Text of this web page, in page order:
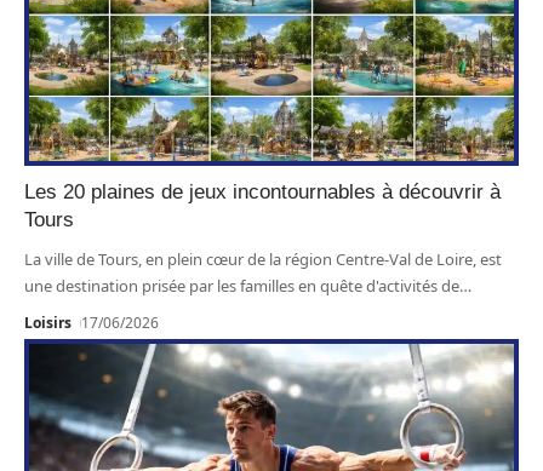
Les 20 plaines de jeux incontournables à découvrir à
Tours
La ville de Tours, en plein cœur de la région Centre-Val de Loire, est
une destination prisée par les familles en quête d'activités de…
Loisirs 17/06/2026